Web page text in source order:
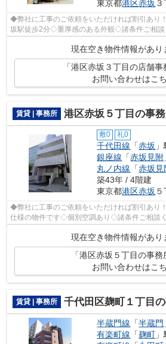
東京都港区赤坂 ３
◆弊社に工事のご依頼をいただければ割引あ
坂駅徒歩2分◇重厚感のある外観◇諸条件ご相
現在空き物件情報があり
「港区赤坂３丁目の店舗
お問い合わせはこ
賃貸 | 事務所 港区赤坂５丁目の事
敷0 礼0
千代田線 「赤坂
銀座線 「赤坂見附
丸ノ内線 「赤坂見
築43年 / 4階建
東京都港区赤坂 ５
◆弊社に工事のご依頼をいただければ割引あ
仕様の物件です◇個別空調あり◇諸条件ご相談
現在空き物件情報があり
「港区赤坂５丁目の事
お問い合わせはこ
賃貸 | 事務所 千代田区麹町１丁目
半蔵門線 「半蔵門
有楽町線 「麹町